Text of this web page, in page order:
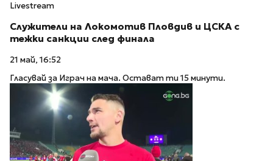
Livestream
Служители на Локомотив Пловдив и ЦСКА с
тежки санкции след финала
21 май, 16:52
Гласувай за Играч на мача. Остават ти 15 минути.